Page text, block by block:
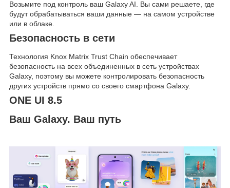
Возьмите под контроль ваш Galaxy AI. Вы сами решаете, где
будут обрабатываться ваши данные — на самом устройстве
или в облаке.
Безопасность в сети
Технология Knox Matrix Trust Chain обеспечивает
безопасность на всех объединенных в сеть устройствах
Galaxy, поэтому вы можете контролировать безопасность
других устройств прямо со своего смартфона Galaxy.
ONE UI 8.5
Ваш Galaxy. Ваш путь